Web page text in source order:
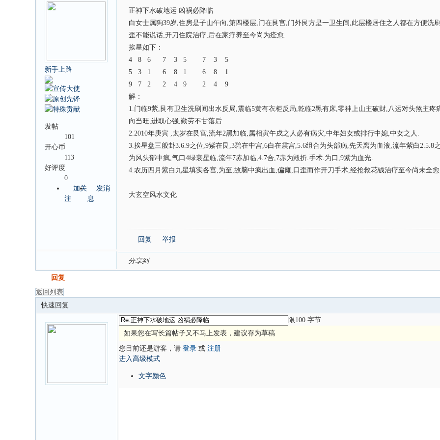
新手上路
发帖
101
开心币
113
好评度
0
加关
注
发消
息
正神下水破地运 凶祸必降临
白女士属狗39岁,住房是子山午向,第四楼层,门在艮宫,门外艮方是一卫生间,此层楼居住之人都在方便洗
歪不能说话,开刀住院治疗,后在家疗养至今尚为痊愈.
挨星如下：
4 8 6 7 3 5 7 3 5
5 3 1 6 8 1 6 8 1
9 7 2 2 4 9 2 4 9
解：
1.门临9紫,艮有卫生洗刷间出水反局,震临5黄有衣柜反局,乾临2黑有床,零神上山主破财,八运对头煞主
向当旺,进取心强,勤劳不甘落后.
2.2010年庚寅 ,太岁在艮宫,流年2黑加临,属相寅午戌之人必有病灾,中年妇女或排行中媳,中女之人.
3.挨星盘三般卦3.6.9之位,9紫在艮,3碧在中宫,6白在震宫,5.6组合为头部病,先天离为血液,流年紫白2.5.8
为风头部中疯,气口4绿衰星临,流年7赤加临,4.7合,7赤为毁折.手术.为口,9紫为血光.
4.农历四月紫白九星填实各宫,为至,故脑中疯出血,偏瘫,口歪而作开刀手术,经抢救花钱治疗至今尚未全
大玄空风水文化
回复 举报
分享到
回复
返回列表
快速回复
限100 字节
如果您在写长篇帖子又不马上发表，建议存为草稿
您目前还是游客，请 登录 或 注册
进入高级模式
文字颜色